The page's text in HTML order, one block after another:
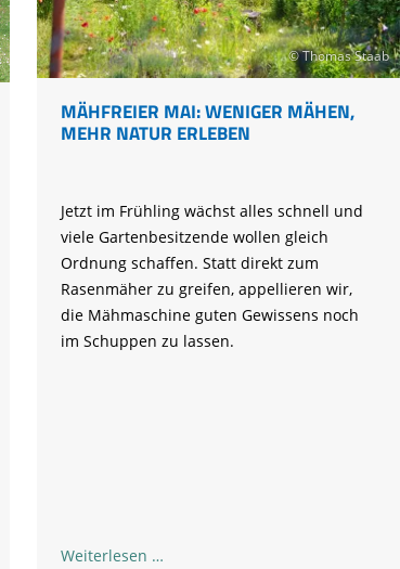
© Thomas Staab
MÄHFREIER MAI: WENIGER MÄHEN,
MEHR NATUR ERLEBEN
Jetzt im Frühling wächst alles schnell und
viele Gartenbesitzende wollen gleich
Ordnung schaffen. Statt direkt zum
Rasenmäher zu greifen, appellieren wir,
die Mähmaschine guten Gewissens noch
im Schuppen zu lassen.
Weiterlesen …Mähfreier